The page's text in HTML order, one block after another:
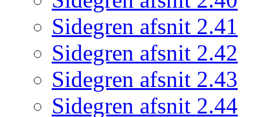
Sidegren afsnit 2.41
Sidegren afsnit 2.42
Sidegren afsnit 2.43
Sidegren afsnit 2.44